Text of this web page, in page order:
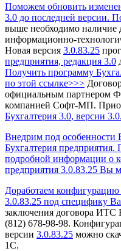
Поможем обновить
3.0 до последней версии.
выше необходимо наличие
информационно-
Новая версия 3.0.83.25
предприятия, редакция 3.0
Получить программу
по этой ссылке>>>
официальным партнером
компанией Софт-МП.
Бухгалтерия 3.0, версии
Внедрим под особенности
Бухгалтерия предприятия.
подробной информации о
предприятия 3.0.83.25 Вы
Доработаем конфигурацию
3.0.83.25 под специфику
заключения договора ИТС
(812) 678-98-98.
версии 3.0.83.25 можно
1С.